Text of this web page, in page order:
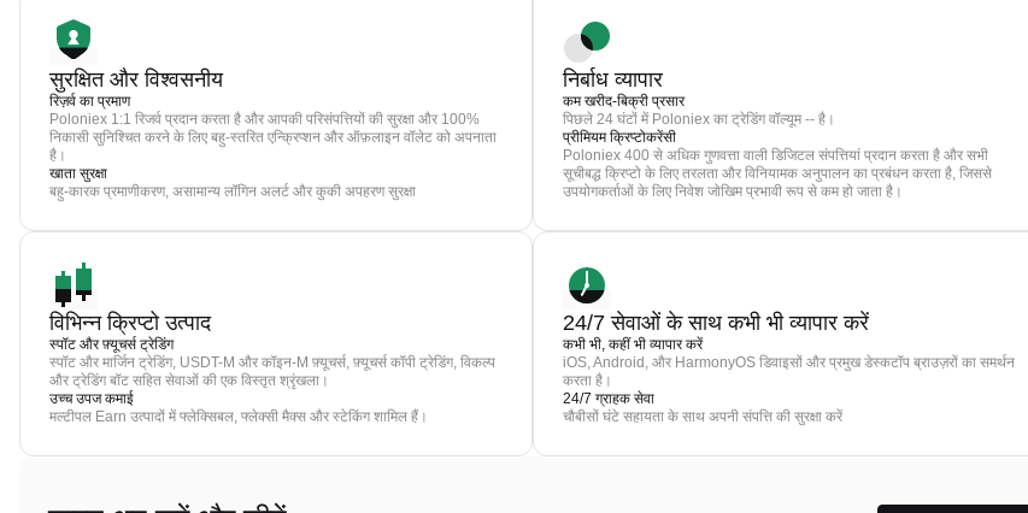
सुरक्षित और विश्वसनीय
रिज़र्व का प्रमाण
Poloniex 1:1 रिजर्व प्रदान करता है और आपकी परिसंपत्तियों की सुरक्षा और 100%
निकासी सुनिश्चित करने के लिए बहु-स्तरित एन्क्रिप्शन और ऑफ़लाइन वॉलेट को अपनाता
है।
खाता सुरक्षा
बहु-कारक प्रमाणीकरण, असामान्य लॉगिन अलर्ट और कुकी अपहरण सुरक्षा
निर्बाध व्यापार
कम खरीद-बिक्री प्रसार
पिछले 24 घंटों में Poloniex का ट्रेडिंग वॉल्यूम -- है।
प्रीमियम क्रिप्टोकरेंसी
Poloniex 400 से अधिक गुणवत्ता वाली डिजिटल संपत्तियां प्रदान करता है और सभी
सूचीबद्ध क्रिप्टो के लिए तरलता और विनियामक अनुपालन का प्रबंधन करता है, जिससे
उपयोगकर्ताओं के लिए निवेश जोखिम प्रभावी रूप से कम हो जाता है।
विभिन्न क्रिप्टो उत्पाद
स्पॉट और फ़्यूचर्स ट्रेडिंग
स्पॉट और मार्जिन ट्रेडिंग, USDT-M और कॉइन-M फ़्यूचर्स, फ़्यूचर्स कॉपी ट्रेडिंग, विकल्प
और ट्रेडिंग बॉट सहित सेवाओं की एक विस्तृत श्रृंखला।
उच्च उपज कमाई
मल्टीपल Earn उत्पादों में फ्लेक्सिबल, फ्लेक्सी मैक्स और स्टेकिंग शामिल हैं।
24/7 सेवाओं के साथ कभी भी व्यापार करें
कभी भी, कहीं भी व्यापार करें
iOS, Android, और HarmonyOS डिवाइसों और प्रमुख डेस्कटॉप ब्राउज़रों का समर्थन
करता है।
24/7 ग्राहक सेवा
चौबीसों घंटे सहायता के साथ अपनी संपत्ति की सुरक्षा करें